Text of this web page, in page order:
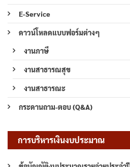
E-Service
ดาวน์โหลดแบบฟอร์มต่างๆ
งานภาษี
งานสาธารณสุข
งานสาธารณะ
กระดานถาม-ตอบ (Q&A)
การบริหารเงินงบประมาณ